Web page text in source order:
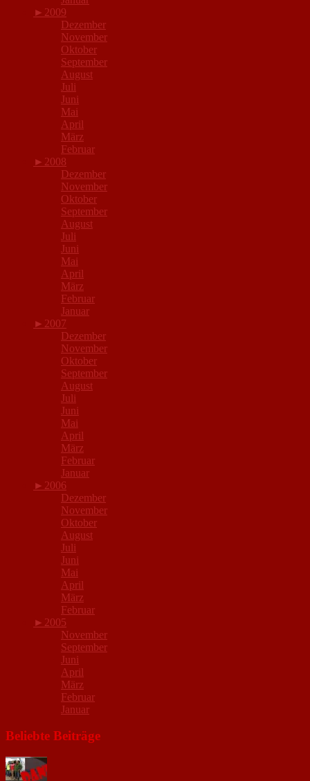
► 2009
Dezember
November
Oktober
September
August
Juli
Juni
Mai
April
März
Februar
► 2008
Dezember
November
Oktober
September
August
Juli
Juni
Mai
April
März
Februar
Januar
► 2007
Dezember
November
Oktober
September
August
Juli
Juni
Mai
April
März
Februar
Januar
► 2006
Dezember
November
Oktober
August
Juli
Juni
Mai
April
März
Februar
► 2005
November
September
Juni
April
März
Februar
Januar
Beliebte Beiträge